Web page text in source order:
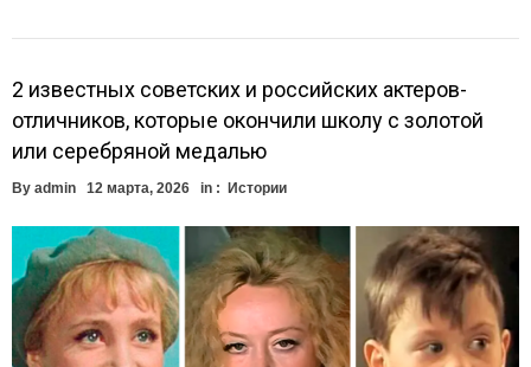
2 известных советских и российских актеров-
отличников, которые окончили школу с золотой
или серебряной медалью
By admin 12 марта, 2026 in : Истории